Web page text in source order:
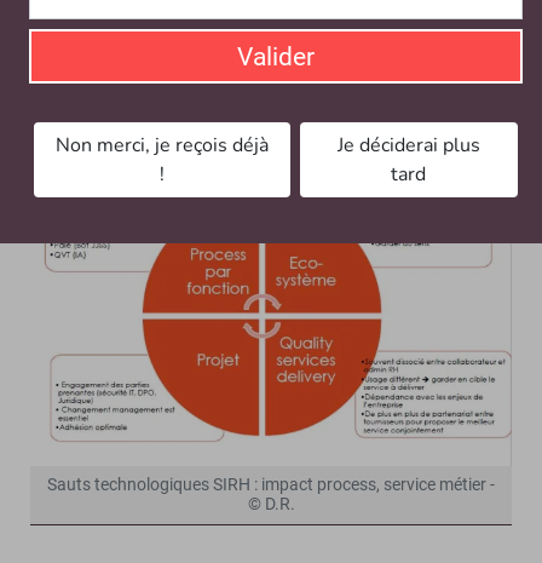
les interfaces des éditeurs tiers (API) ;
Garder une maîtrise du projet en évitant la
Sauts technologiques SIRH : impact process, service métier -
© D.R.
Valider
Non merci, je reçois déjà
!
Je déciderai plus
tard